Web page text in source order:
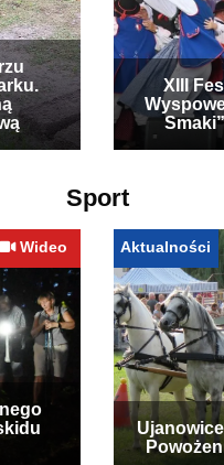
XIII
Sport
Wideo Aktualności